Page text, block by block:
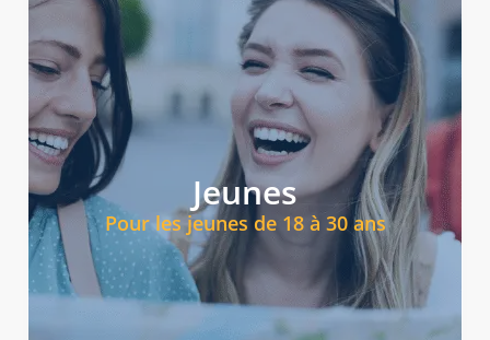
Jeunes
Pour les jeunes de 18 à 30 ans
Programmes pour les jeunes
Optimisez votre avenir académique ou professionnel
grâce à des programmes linguistiques à l'étranger. Il
existe une option adaptée à chaque situation : années de
césure, programmes d'études et de travail, et cours
préparatoires universitaires dans des destinations
internationales.
Afficher mes options